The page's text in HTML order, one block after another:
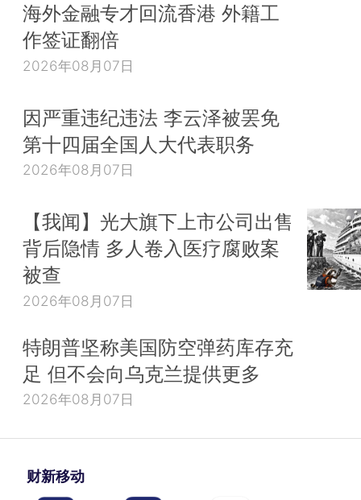
海外金融专才回流香港 外籍工
作签证翻倍
2026年08月07日
因严重违纪违法 李云泽被罢免
第十四届全国人大代表职务
2026年08月07日
【我闻】光大旗下上市公司出售
背后隐情 多人卷入医疗腐败案
被查
2026年08月07日
特朗普坚称美国防空弹药库存充
足 但不会向乌克兰提供更多
2026年08月07日
财新移动